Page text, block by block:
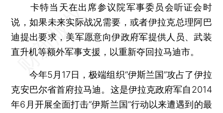
卡特当天在出席参议院军事委员会听证会时
说，如果未来实际战况需要，或者伊拉克总理阿巴
迪提出要求，美军愿意向伊政府军提供人员、武装
直升机等额外军事支援，以重新夺回拉马迪市。
今年5月17日，极端组织“伊斯兰国”攻占了伊拉
克安巴尔省首府拉马迪。这是伊拉克政府军自2014
年6月开展全面打击“伊斯兰国”行动以来遭遇到的最